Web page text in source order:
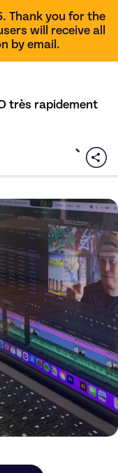
Thank you for the
will receive all
by email.
très rapidement
the offerCours